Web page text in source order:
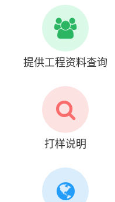
提供工程资料查询
打样说明